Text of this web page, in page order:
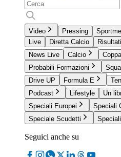
Video Pressing
Live
Diretta Calcio
News Live
Calcio
Probabili Formazioni
Drive UP
Formula E
Podcast
Lifestyle
Un
Speciali Europei
Speciali
Speciale Scudetti
Seguici anche su